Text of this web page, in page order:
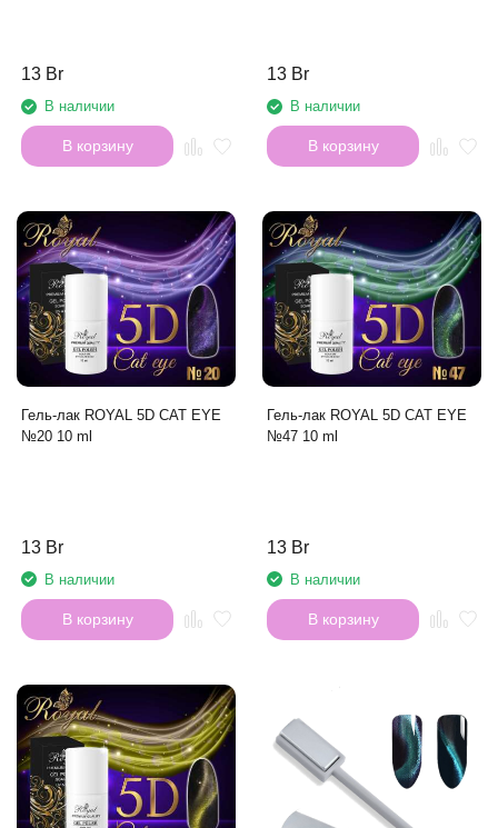
13 Br
В наличии
В корзину
13 Br
В наличии
В корзину
Гель-лак ROYAL 5D CAT EYE
№20 10 ml
13 Br
В наличии
В корзину
Гель-лак ROYAL 5D CAT EYE
№47 10 ml
13 Br
В наличии
В корзину